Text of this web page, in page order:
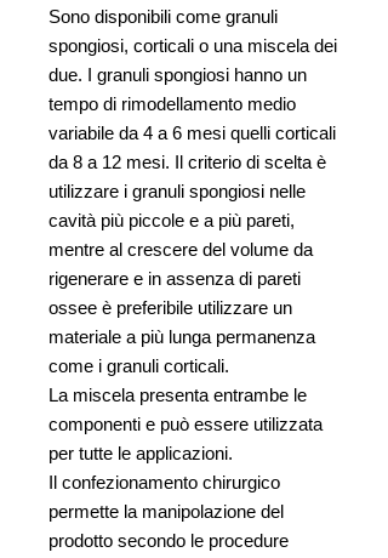
Sono disponibili come granuli
spongiosi, corticali o una miscela dei
due. I granuli spongiosi hanno un
tempo di rimodellamento medio
variabile da 4 a 6 mesi quelli corticali
da 8 a 12 mesi. Il criterio di scelta è
utilizzare i granuli spongiosi nelle
cavità più piccole e a più pareti,
mentre al crescere del volume da
rigenerare e in assenza di pareti
ossee è preferibile utilizzare un
materiale a più lunga permanenza
come i granuli corticali.
La miscela presenta entrambe le
componenti e può essere utilizzata
per tutte le applicazioni.
Il confezionamento chirurgico
permette la manipolazione del
prodotto secondo le procedure